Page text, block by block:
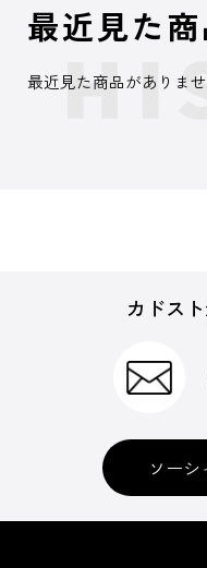
最近見た商
最近見た商品がありませ
カドス
ソー